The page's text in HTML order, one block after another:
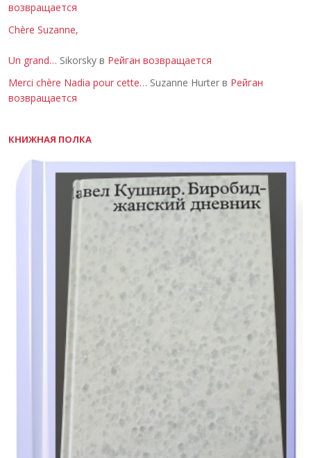
возвращается
Chère Suzanne,
Un grand… Sikorsky в Рейган возвращается
Merci chère Nadia pour cette… Suzanne Hurter в Рейган
возвращается
КНИЖНАЯ ПОЛКА